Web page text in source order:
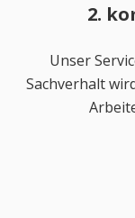
2.
Unser
Sachverhalt